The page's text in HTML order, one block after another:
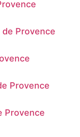
Provence
Provence
Provence